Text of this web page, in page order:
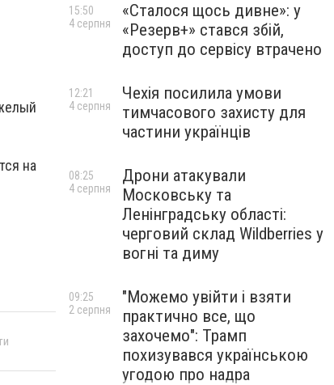
на
«Сталося щось дивне»: у
«Резерв+» стався збій,
доступ до сервісу втрачено
15:50
4 серпня
Чехія посилила умови
тимчасового захисту для
частини українців
12:21
4 серпня
Дрони атакували
Московську та
Ленінградську області:
черговий склад Wildberries у
вогні та диму
08:25
4 серпня
"Можемо увійти і взяти
практично все, що
захочемо": Трамп
похизувався українською
угодою про надра
09:25
2 серпня